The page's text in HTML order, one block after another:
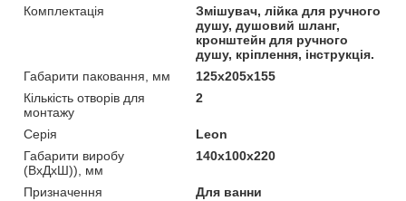
Комплектація
Змішувач, лійка для ручного
душу, душовий шланг,
кронштейн для ручного
душу, кріплення, інструкція.
Габарити паковання, мм
125х205х155
Кількість отворів для
монтажу
2
Серія
Leon
Габарити виробу
(ВхДхШ)), мм
140х100х220
Призначення
Для ванни